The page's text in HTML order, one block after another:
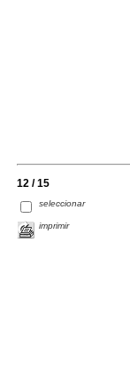
12 / 15
seleccionar
imprimir